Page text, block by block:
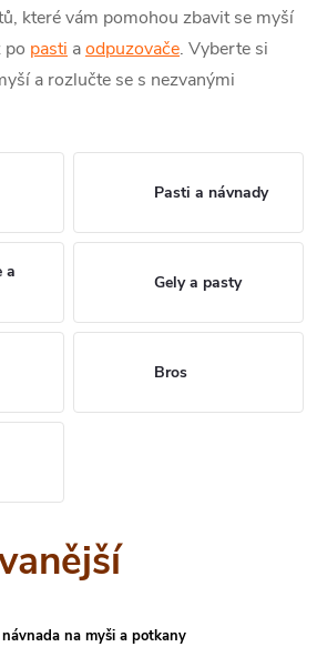
které vám pomohou zbavit se myší
po pasti aodpuzovače. Vyberte si
a rozlučte se s nezvanými
Pasti a návnady
a
Gely a pasty
Bros
na myši a potkany